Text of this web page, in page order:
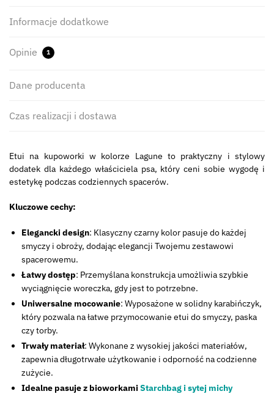
Informacje dodatkowe
Opinie 1
Dane producenta
Czas realizacji i dostawa
Etui na kupoworki w kolorze Lagune to praktyczny i stylowy
dodatek dla każdego właściciela psa, który ceni sobie wygodę i
estetykę podczas codziennych spacerów.
Kluczowe cechy:
Elegancki design: Klasyczny czarny kolor pasuje do każdej
smyczy i obroży, dodając elegancji Twojemu zestawowi
spacerowemu.
Łatwy dostęp: Przemyślana konstrukcja umożliwia szybkie
wyciągnięcie woreczka, gdy jest to potrzebne.
Uniwersalne mocowanie: Wyposażone w solidny karabińczyk,
który pozwala na łatwe przymocowanie etui do smyczy, paska
czy torby.
Trwały materiał: Wykonane z wysokiej jakości materiałów,
zapewnia długotrwałe użytkowanie i odporność na codzienne
zużycie.
Idealne pasuje z bioworkamiStarchbag i sytej michy